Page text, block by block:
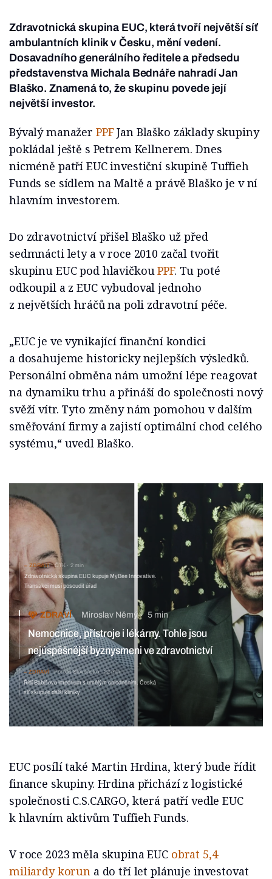
Zdravotnická skupina EUC, která tvoří největší síť
ambulantních klinik v Česku, mění vedení.
Dosavadního generálního ředitele a předsedu
představenstva Michala Bednáře nahradí Jan
Blaško. Znamená to, že skupinu povede její
největší investor.
Bývalý manažer PPFJan Blaško základy skupiny
pokládal ještě s Petrem Kellnerem. Dnes
nicméně patří EUC investiční skupině Tuffieh
Funds se sídlem na Maltě a právě Blaško je v ní
hlavním investorem.
Do zdravotnictví přišel Blaško už před
sedmnácti lety a v roce 2010 začal tvořit
skupinu EUC pod hlavičkouPPF. Tu poté
odkoupil a z EUC vybudoval jednoho
z největších hráčů na poli zdravotní péče.
„EUC je ve vynikající finanční kondici
a dosahujeme historicky nejlepších výsledků.
Personální obměna nám umožní lépe reagovat
na dynamiku trhu a přináší do společnosti nový
svěží vítr. Tyto změny nám pomohou v dalším
směřování firmy a zajistí optimální chod celého
systému,“ uvedl Blaško.
ZDRAVÍ ČTK 2 min
Zdravotnická skupina EUC kupuje MyBee Innovative.
Transakci musí posoudit úřad
ZDRAVÍ Miroslav Němý 5 min
Nemocnice, přístroje i lékárny. Tohle jsou
nejúspěšnější byznysmeni ve zdravotnictví
ZDRAVÍ Forbes Slovensko 22 min
Řídí Babišovo impérium s umělým oplodněním. Česká
síť skupuje další kliniky
EUC posílí také Martin Hrdina, který bude řídit
finance skupiny. Hrdina přichází z logistické
společnosti C.S.CARGO, která patří vedle EUC
k hlavním aktivům Tuffieh Funds.
V roce 2023 měla skupina EUC obrat 5,4
miliardy koruna do tří let plánuje investovat